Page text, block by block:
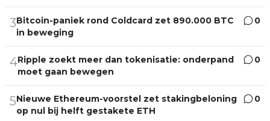
3Bitcoin-paniek rond Coldcard zet 890.000 BTC
in beweging
0
4Ripple zoekt meer dan tokenisatie: onderpand
moet gaan bewegen
0
5Nieuwe Ethereum-voorstel zet stakingbeloning
op nul bij helft gestakete ETH
0